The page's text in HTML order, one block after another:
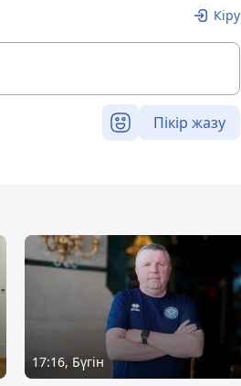
Кіру
Пікір жазу
17:16, Бүгін